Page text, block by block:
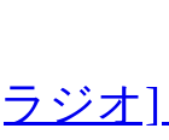
ジオ